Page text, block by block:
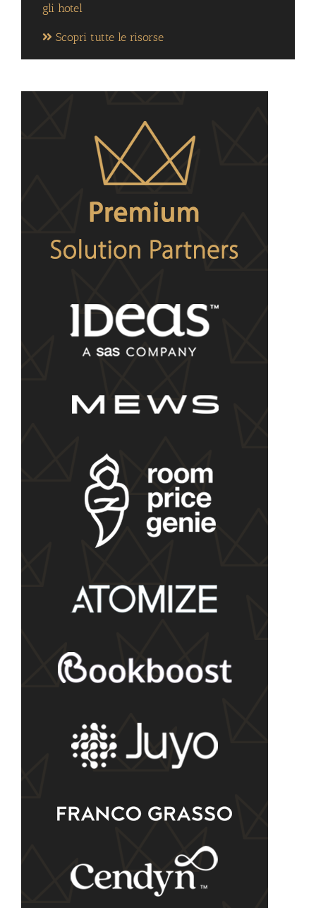
gli hotel
Scopri tutte le risorse